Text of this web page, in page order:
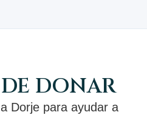
DONAR
Dorje para ayudar a